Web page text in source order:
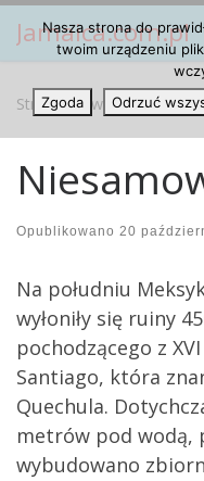
Przejdź do treści
Jamaica.com.pl
Strona główna » Ciekawe
Opublikowano 20
Na południu
wyłoniły się ruiny
pochodzącego z
Santiago, która
Quechula.
metrów pod wodą,
wybudowano
Nasza strona do
twoim urządzeniu
Zgoda
Odrzuć